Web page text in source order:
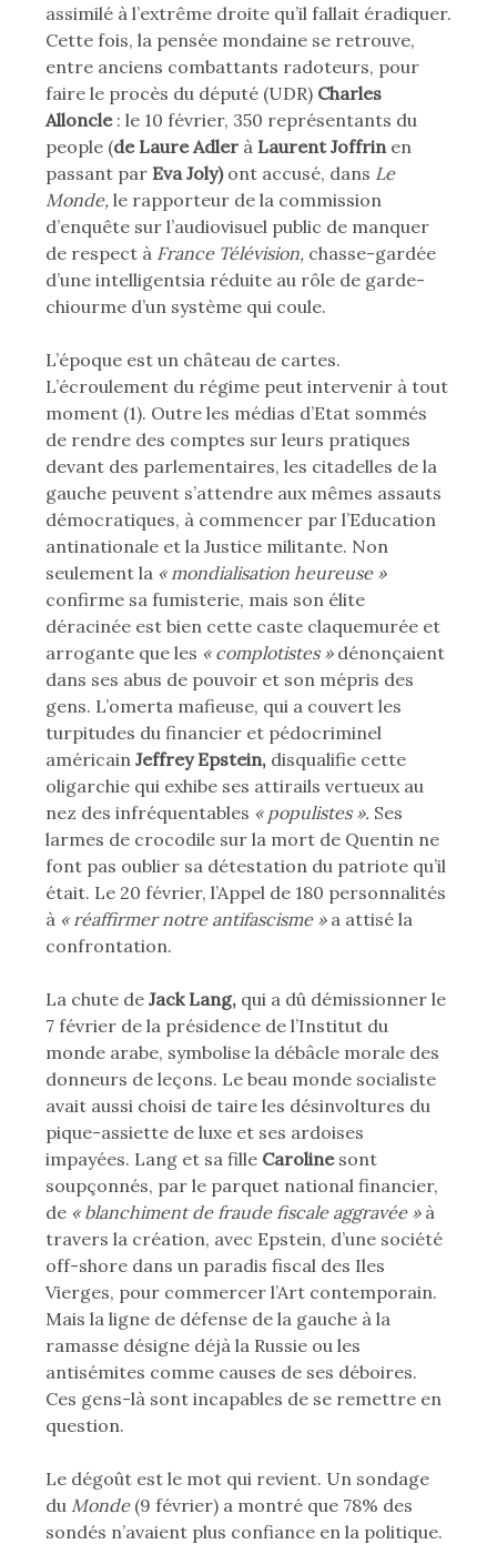
assimilé à l’extrême droite qu’il fallait éradiquer.
Cette fois, la pensée mondaine se retrouve,
entre anciens combattants radoteurs, pour
faire le procès du député (UDR) Charles
Alloncle : le 10 février, 350 représentants du
people (de Laure Adlerà Laurent Joffrin en
passant par Eva Joly)ont accusé, dans Le
Monde, le rapporteur de la commission
d’enquête sur l’audiovisuel public de manquer
de respect à France Télévision, chasse-gardée
d’une intelligentsia réduite au rôle de garde-
chiourme d’un système qui coule.
L’époque est un château de cartes.
L’écroulement du régime peut intervenir à tout
moment (1). Outre les médias d’Etat sommés
de rendre des comptes sur leurs pratiques
devant des parlementaires, les citadelles de la
gauche peuvent s’attendre aux mêmes assauts
démocratiques, à commencer par l’Education
antinationale et la Justice militante. Non
seulement la « mondialisation heureuse »
confirme sa fumisterie, mais son élite
déracinée est bien cette caste claquemurée et
arrogante que les « complotistes » dénonçaient
dans ses abus de pouvoir et son mépris des
gens. L’omerta mafieuse, qui a couvert les
turpitudes du financier et pédocriminel
américain Jeffrey Epstein, disqualifie cette
oligarchie qui exhibe ses attirails vertueux au
nez des infréquentables « populistes ». Ses
larmes de crocodile sur la mort de Quentin ne
font pas oublier sa détestation du patriote qu’il
était. Le 20 février, l’Appel de 180 personnalités
à « réaffirmer notre antifascisme » a attisé la
confrontation.
La chute de Jack Lang, qui a dû démissionner le
7 février de la présidence de l’Institut du
monde arabe, symbolise la débâcle morale des
donneurs de leçons. Le beau monde socialiste
avait aussi choisi de taire les désinvoltures du
pique-assiette de luxe et ses ardoises
impayées. Lang et sa filleCaroline sont
soupçonnés, par le parquet national financier,
de « blanchiment de fraude fiscale aggravée »à
travers la création, avec Epstein, d’une société
off-shore dans un paradis fiscal des Iles
Vierges, pour commercer l’Art contemporain.
Mais la ligne de défense de la gauche à la
ramasse désigne déjà la Russie ou les
antisémites comme causes de ses déboires.
Ces gens-là sont incapables de se remettre en
question.
Le dégoût est le mot qui revient. Un sondage
du Monde(9 février) a montré que 78% des
sondés n’avaient plus confiance en la politique.